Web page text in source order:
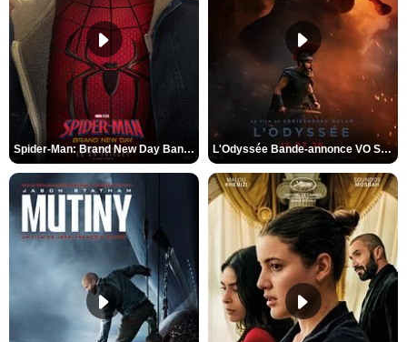
Spider-Man: Brand New Day Bande-annonce VO STFR L'Odyssée Bande-annonce VO STFR